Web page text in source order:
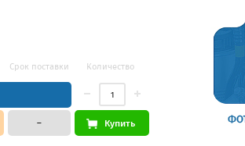
Срок поставки Количество
– Купить